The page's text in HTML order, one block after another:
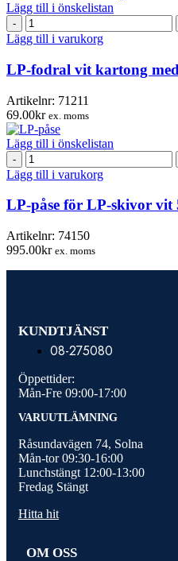
Lägg till i önskelistan
LP-
fodral
vit
kartong
med
5-
pack
mängd
Lägg till i varukorg
LP-fodral vit kartong
Artikelnr: 71211
69.00kr ex. moms
Lägg till i önskelistan
LP-
påse
för
LP-
skivor
vit
500-
pack
mängd
Lägg till i varukorg
LP-påse för LP-skivor vit
Artikelnr: 74150
995.00kr ex. moms
KUNDTJÄNST
08-275080
Öppettider:
Mån-Fre 09:00-17:00
VARUUTLÄMNING
Råsundavägen 74, Solna
Mån-tor 09:30-16:00
Lunchstängt 12:00-13:00
Fredag Stängt
Hitta hit
OM OSS